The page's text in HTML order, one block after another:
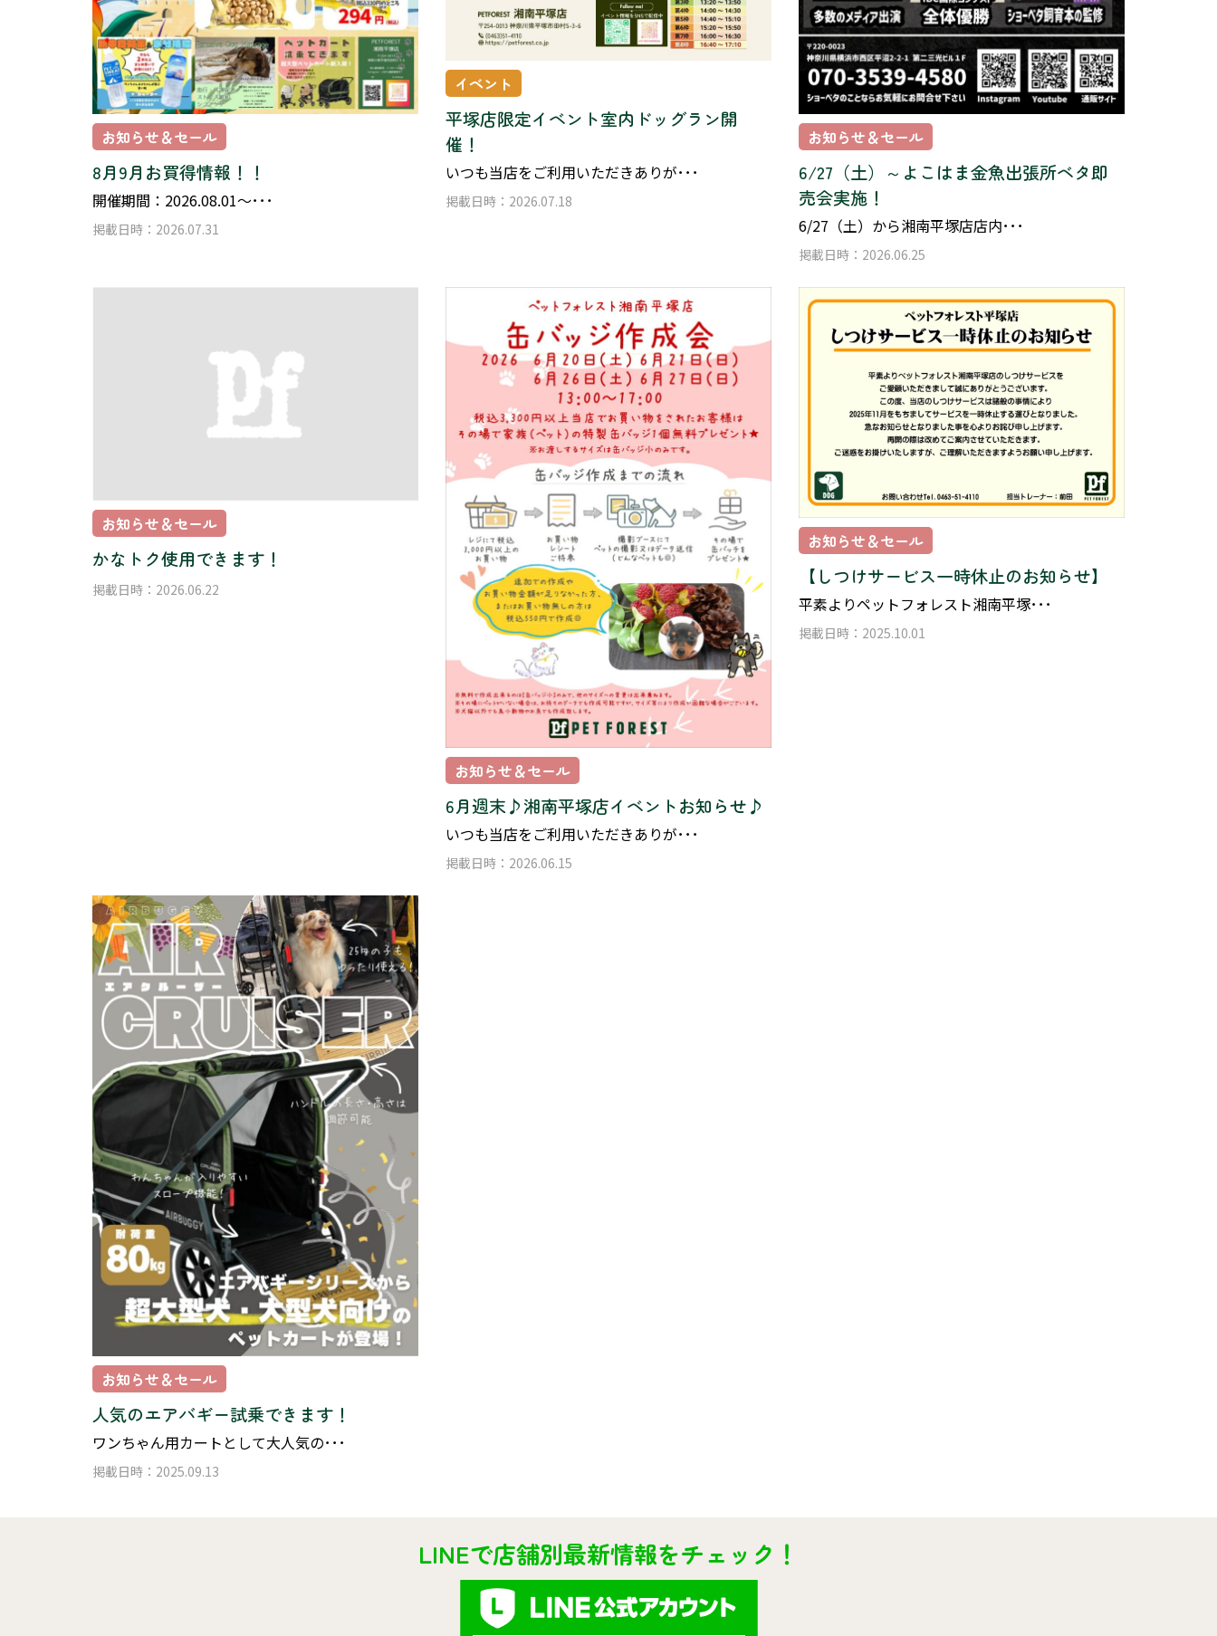
お知らせ＆セール
8月9月お買得情報！！
開催期間：2026.08.01～･･･
掲載日時：2026.07.31
イベント
平塚店限定イベント室内ドッグラン開
催！
いつも当店をご利用いただきありが･･･
掲載日時：2026.07.18
お知らせ＆セール
6/27（土）～よこはま金魚出張所ベタ即
売会実施！
6/27（土）から湘南平塚店店内･･･
掲載日時：2026.06.25
お知らせ＆セール
かなトク使用できます！
掲載日時：2026.06.22
お知らせ＆セール
6月週末♪湘南平塚店イベントお知らせ♪
いつも当店をご利用いただきありが･･･
掲載日時：2026.06.15
お知らせ＆セール
【しつけサービス一時休止のお知らせ】
平素よりペットフォレスト湘南平塚･･･
掲載日時：2025.10.01
お知らせ＆セール
人気のエアバギー試乗できます！
ワンちゃん用カートとして大人気の･･･
掲載日時：2025.09.13
LINEで店舗別最新情報をチェック！